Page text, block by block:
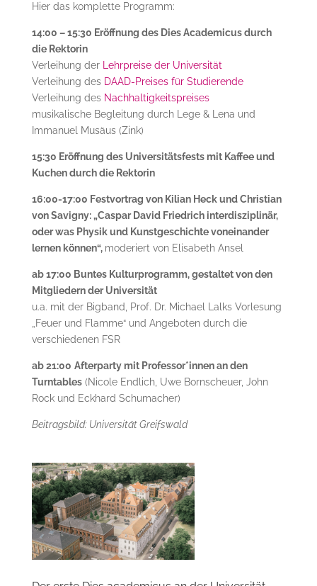
Hier das komplette Programm:
14:00 – 15:30 Eröffnung des Dies Academicus durch
die Rektorin
Verleihung der
Lehrpreise der Universität
Verleihung des DAAD-Preises für Studierende
Verleihung des Nachhaltigkeitspreises
musikalische Begleitung durch Lege & Lena und
Immanuel Musäus (Zink)
15:30 Eröffnung des Universitätsfests mit Kaffee und
Kuchen durch die Rektorin
16:00-17:00 Festvortrag von Kilian Heck und Christian
von Savigny: „Caspar David Friedrich interdisziplinär,
oder was Physik und Kunstgeschichte voneinander
lernen können“, moderiert von Elisabeth Ansel
ab 17:00 Buntes Kulturprogramm, gestaltet von den
Mitgliedern der Universität
u.a. mit der Bigband, Prof. Dr. Michael Lalks Vorlesung
„Feuer und Flamme“ und Angeboten durch die
verschiedenen FSR
ab 21:00 Afterparty mit Professor*innen an den
Turntables(Nicole Endlich, Uwe Bornscheuer, John
Rock und Eckhard Schumacher)
Beitragsbild: Universität Greifswald